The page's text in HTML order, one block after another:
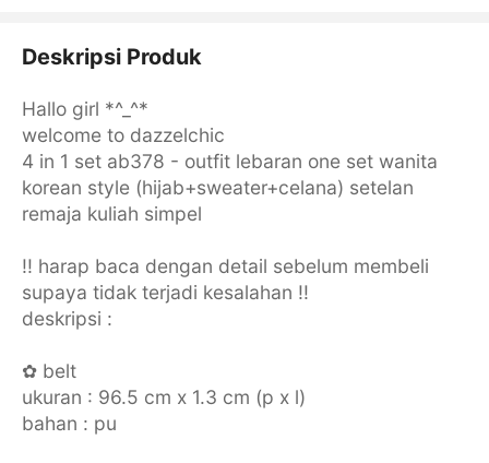
Deskripsi Produk
Hallo girl *^_^*
welcome to dazzelchic
4 in 1 set ab378 - outfit lebaran one set wanita
korean style (hijab+sweater+celana) setelan
remaja kuliah simpel
!! harap baca dengan detail sebelum membeli
supaya tidak terjadi kesalahan !!
deskripsi :
✿ belt
ukuran : 96.5 cm x 1.3 cm (p x l)
bahan : pu